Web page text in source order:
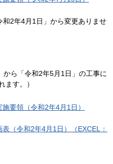
和2年4月1日」から変更ありませ
から「令和2年5月1日」の工事に
ます。）
要領（令和2年4月1日）
表（令和2年4月1日）（EXCEL：